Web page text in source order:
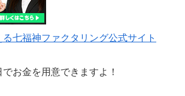
七福神ファクタリング公式サイト
お金を用意できますよ！